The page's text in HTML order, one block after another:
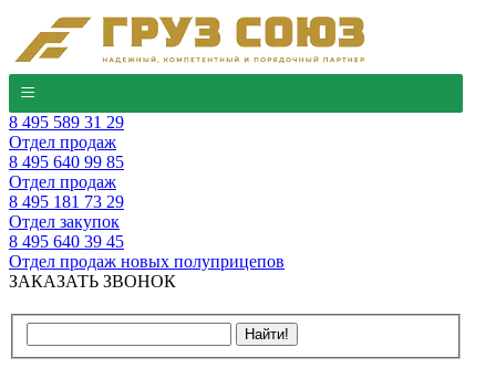
8 495 589 31 29
Отдел продаж
8 495 640 99 85
Отдел продаж
8 495 181 73 29
Отдел закупок
8 495 640 39 45
Отдел продаж новых полуприцепов
ЗАКАЗАТЬ ЗВОНОК